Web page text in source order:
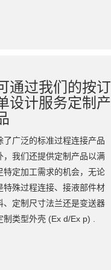
通过我们的按订
设计服务定制产
了广泛的标准过程连接产品
，我们还提供定制产品以满
特定加工需求的机会，无论
特殊过程连接、接液部件材
、定制尺寸法兰还是变送器
制类型外壳 (Ex d/Ex p) .